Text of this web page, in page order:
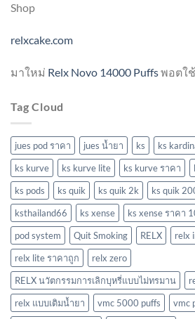
Shop
relxcake.com
มาใหม่ Relx Novo 14000 Puffsพอตใ
Tag Cloud
jues pod ราคา jues น้ำยา ks ks
ks kurve
ks kurve lite ks kurve ราคา
ks pods
ks quik ks quik 2k ks quik
ksthailand66
ks xense ks xense ราคา
pod system
Quit Smoking RELX relx
relx lite ราคาถูก
relx zero
RELX นวัตกรรมการเลิกบุหรี่แบบไม่ทรมาน
relx แบบเติมน้ำยา
vmc 5000 puffs
vmc